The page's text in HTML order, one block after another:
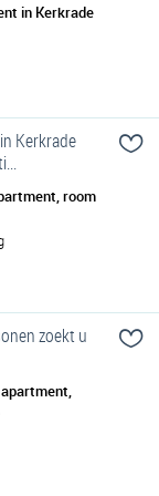
in Kerkrade
Kerkrade
room
zoekt u